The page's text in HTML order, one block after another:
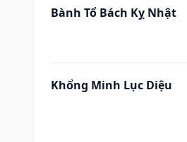
Bành Tổ Bách Kỵ Nhật
Khổng Minh Lục Diệu